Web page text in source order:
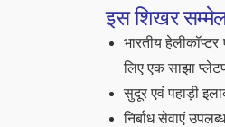
इस शिखर
भारतीय
लिए एक साझा
सुदूर एवं पहाड़ी
निर्बाध सेवाएं